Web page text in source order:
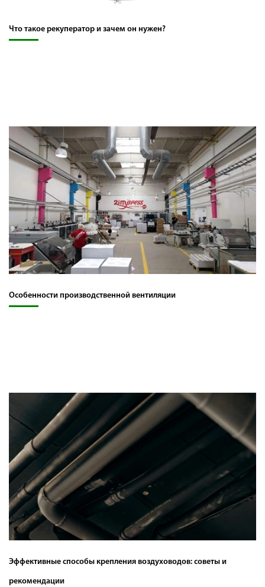
Что такое рекуператор и зачем он нужен?
Особенности производственной вентиляции
Эффективные способы крепления воздуховодов: советы и
рекомендации